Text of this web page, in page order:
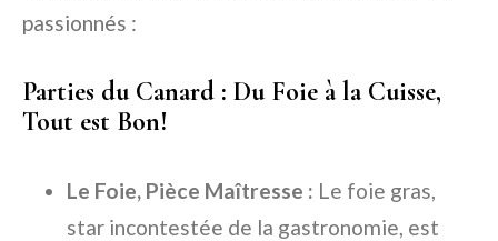
passionnés :
Parties du Canard : Du Foie à la Cuisse,
Tout est Bon!
Le Foie, Pièce Maîtresse : Le foie gras,
star incontestée de la gastronomie, est